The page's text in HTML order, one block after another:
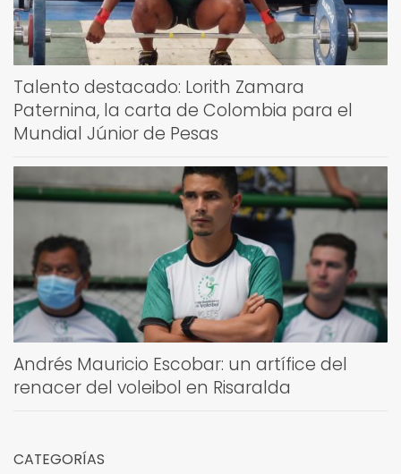
Talento destacado: Lorith Zamara
Paternina, la carta de Colombia para el
Mundial Júnior de Pesas
Andrés Mauricio Escobar: un artífice del
renacer del voleibol en Risaralda
CATEGORÍAS